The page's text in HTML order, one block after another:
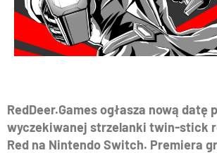
RedDeer.Games ogłasza nową datę
wyczekiwanej strzelanki twin-stick
Red na Nintendo Switch. Premiera